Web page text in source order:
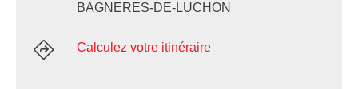
BAGNERES-DE-LUCHON
Calculez votre itinéraire